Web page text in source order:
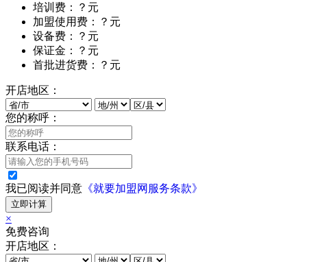
培训费：？元
加盟使用费：？元
设备费：？元
保证金：？元
首批进货费：？元
开店地区：
您的称呼：
联系电话：
我已阅读并同意 《就要加盟网服务条款》
立即计算
×
免费咨询
开店地区：